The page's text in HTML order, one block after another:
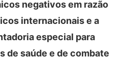
negativos em razão
internacionais e a
especial para
de saúde e de combate